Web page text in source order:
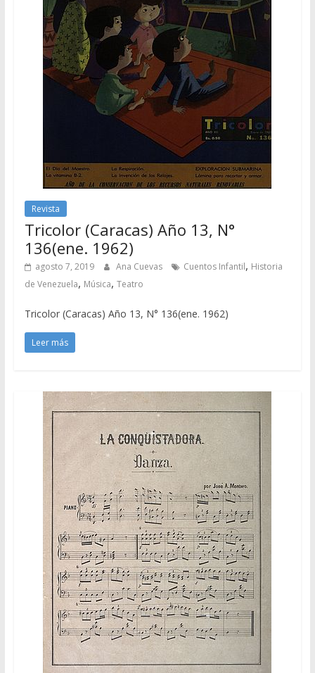
Revista
Tricolor (Caracas) Año 13, N°
136(ene. 1962)
agosto 7, 2019 Ana Cuevas Cuentos Infantil, Historia
de Venezuela, Música, Teatro
Tricolor (Caracas) Año 13, N° 136(ene. 1962)
Leer más